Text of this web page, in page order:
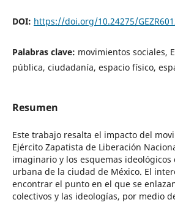
DOI: https://doi.org/10.24275/
Palabras clave: movimientos sociales,
pública, ciudadanía, espacio físico,
Resumen
Este trabajo resalta el impacto del
Ejército Zapatista de Liberación
imaginario y los esquemas ideológicos
urbana de la ciudad de México. El
encontrar el punto en el que se
colectivos y las ideologías, por medio